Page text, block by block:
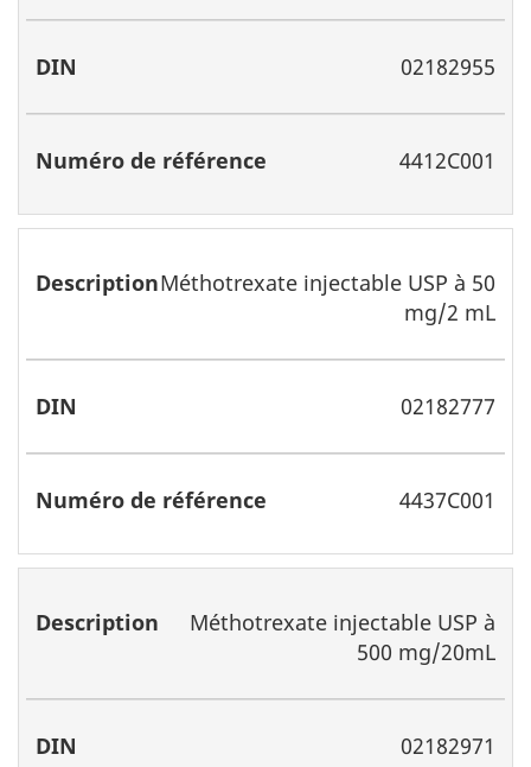
02182955
4412C001
Méthotrexate injectable USP à 50
mg/2 mL
02182777
4437C001
Méthotrexate injectable USP à
500 mg/20mL
02182971